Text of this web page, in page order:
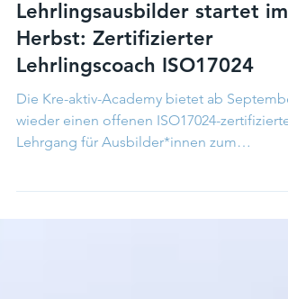
Top-Weiterbildung für
Lehrlingsausbilder startet im
Herbst: Zertifizierter
Lehrlingscoach ISO17024
Die Kre-aktiv-Academy bietet ab
wieder einen offenen ISO17024-
Zertifizierten...